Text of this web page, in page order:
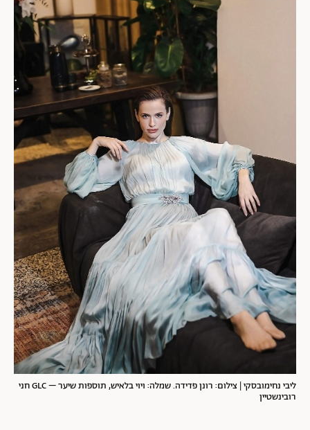
ליבי נחימובסקי | צילום: רונן פדידה. שמלה: ויוי בלאיש, תוספות שיער – GLC חני
רובינשטיין